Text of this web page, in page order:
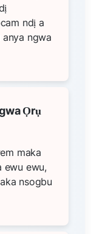
ndị a
ngwa
Ọrụ
maka
ewu ewu,
nsogbu